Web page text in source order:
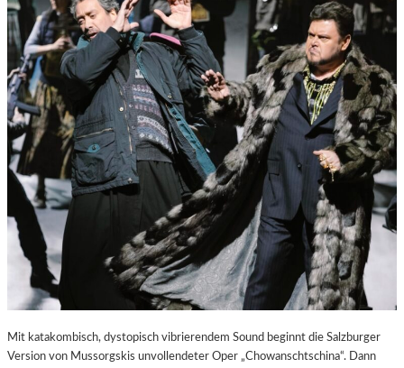
E
T
A
D
T
Z
U
M
D
E
C
K
E
Mit katakombisch, dystopisch vibrierendem Sound beginnt die Salzburger
Version von Mussorgskis unvollendeter Oper „Chowanschtschina“. Dann